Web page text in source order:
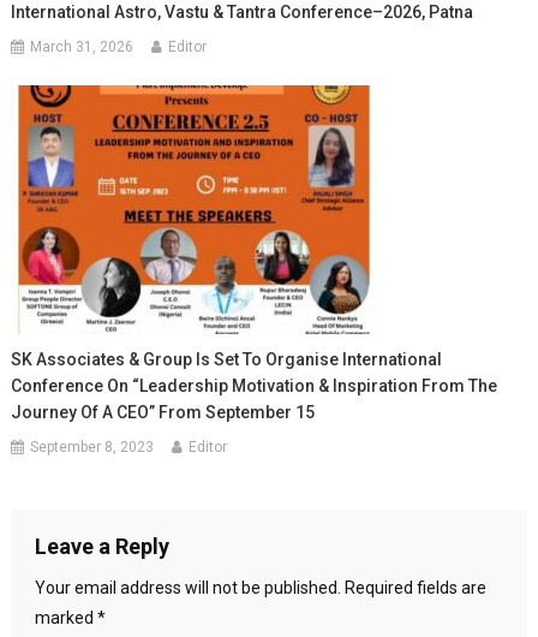
International Astro, Vastu & Tantra Conference–2026, Patna
March 31, 2026 Editor
SK Associates & Group Is Set To Organise International
Conference On “Leadership Motivation & Inspiration From The
Journey Of A CEO” From September 15
September 8, 2023 Editor
Leave a Reply
Your email address will not be published.
Required fields are
marked *